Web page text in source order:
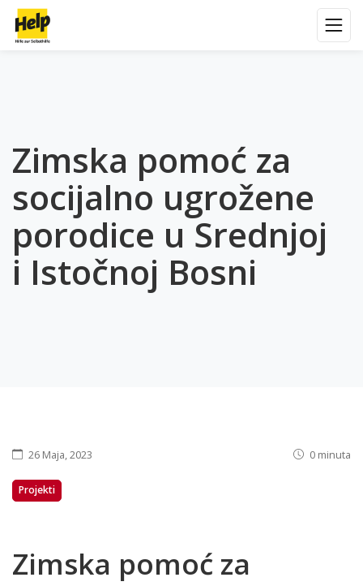
Zimska pomoć za
socijalno ugrožene
porodice u Srednjoj
i Istočnoj Bosni
26 Maja, 2023 0 minuta
Projekti
Zimska pomoć za